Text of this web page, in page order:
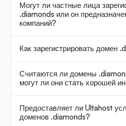
Могут ли частные лица
.diamonds или он
компаний?
Как зарегистрировать домен
Считаются ли домены
могут ли они стать хорошей
Предоставляет ли Ultahost
доменов .diamonds?